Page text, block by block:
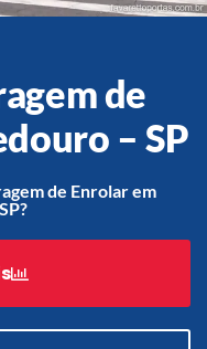
de Garagem de
– RJ
de
– SP
de Enrolar em